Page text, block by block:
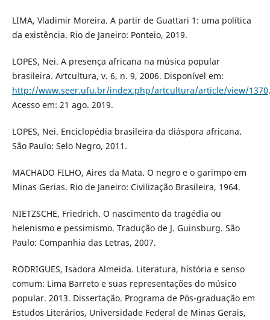
LIMA, Vladimir Moreira. A partir de Guattari 1: uma política
da existência. Rio de Janeiro: Ponteio, 2019.
LOPES, Nei. A presença africana na música popular
brasileira. Artcultura, v. 6, n. 9, 2006. Disponível em:
http://www.seer.ufu.br/index.php/artcultura/article/view/1370.
Acesso em: 21 ago. 2019.
LOPES, Nei. Enciclopédia brasileira da diáspora africana.
São Paulo: Selo Negro, 2011.
MACHADO FILHO, Aires da Mata. O negro e o garimpo em
Minas Gerias. Rio de Janeiro: Civilização Brasileira, 1964.
NIETZSCHE, Friedrich. O nascimento da tragédia ou
helenismo e pessimismo. Tradução de J. Guinsburg. São
Paulo: Companhia das Letras, 2007.
RODRIGUES, Isadora Almeida. Literatura, história e senso
comum: Lima Barreto e suas representações do músico
popular. 2013. Dissertação. Programa de Pós-graduação em
Estudos Literários, Universidade Federal de Minas Gerais,